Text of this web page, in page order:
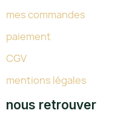
mes commandes
paiement
CGV
mentions légales
nous retrouver